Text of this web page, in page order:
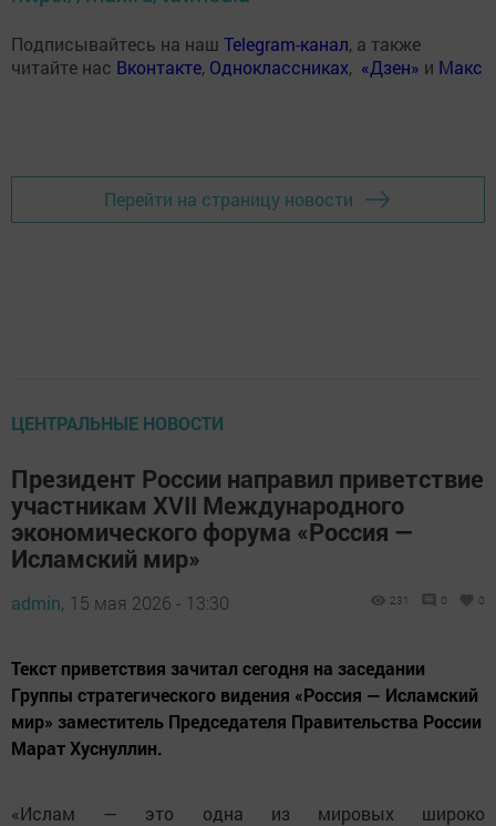
Подписывайтесь на наш Telegram-канал, а также
читайте нас Вконтакте, Одноклассниках, «Дзен» и Макс
Перейти на страницу новости
ЦЕНТРАЛЬНЫЕ НОВОСТИ
Президент России направил приветствие
участникам XVII Международного
экономического форума «Россия —
Исламский мир»
admin, 15 мая 2026 - 13:30 231 0 0
Текст приветствия зачитал сегодня на заседании
Группы стратегического видения «Россия — Исламский
мир» заместитель Председателя Правительства России
Марат Хуснуллин.
«Ислам — это одна из мировых широко